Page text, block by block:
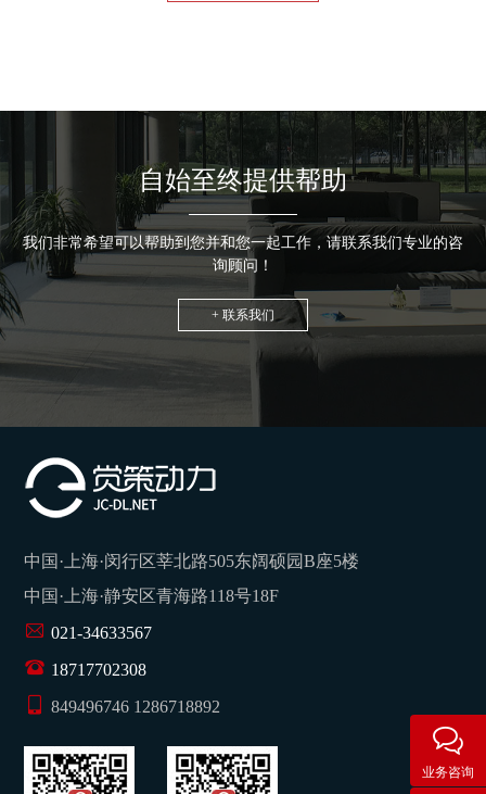
自始至终提供帮助
我们非常希望可以帮助到您并和您一起工作，请联系我们专业的咨
询顾问！
+ 联系我们
中国·上海·闵行区莘北路505东阔硕园B座5楼
中国·上海·静安区青海路118号18F
021-34633567
18717702308
849496746 1286718892
业务咨询